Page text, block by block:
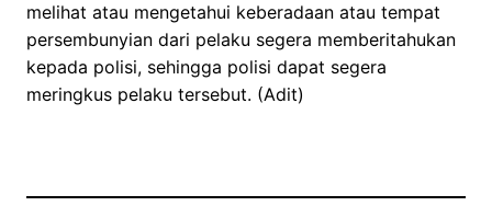
melihat atau mengetahui keberadaan atau tempat
persembunyian dari pelaku segera memberitahukan
kepada polisi, sehingga polisi dapat segera
meringkus pelaku tersebut. (Adit)